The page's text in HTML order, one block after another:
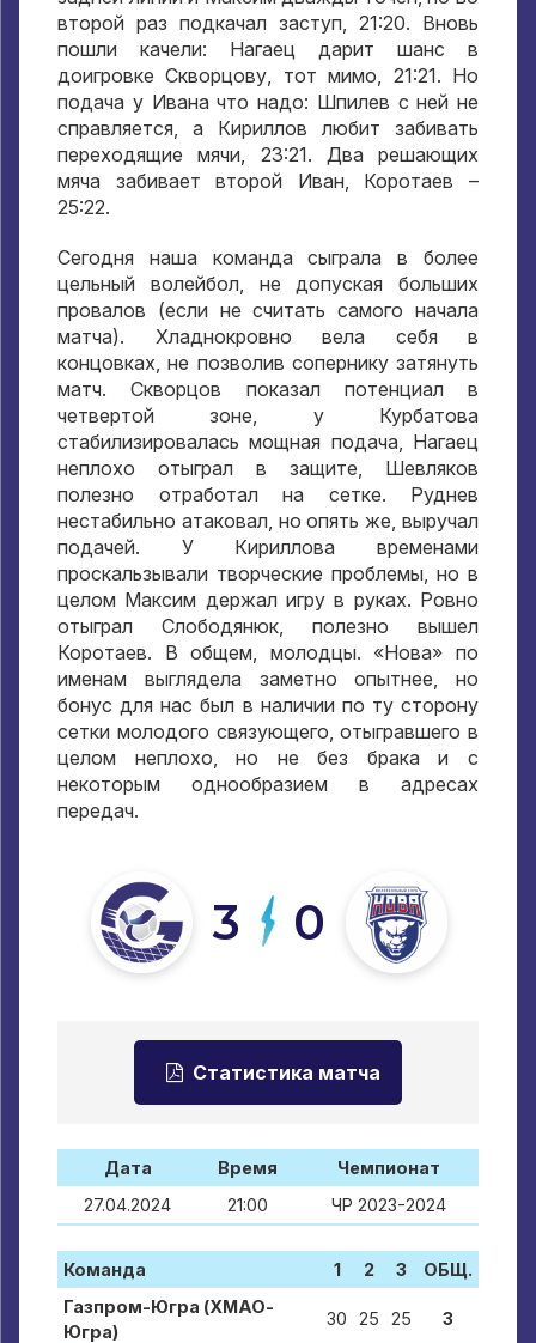
второй раз подкачал заступ, 21:20. Вновь
пошли качели: Нагаец дарит шанс в
доигровке Скворцову, тот мимо, 21:21. Но
подача у Ивана что надо: Шпилев с ней не
справляется, а Кириллов любит забивать
переходящие мячи, 23:21. Два решающих
мяча забивает второй Иван, Коротаев –
25:22.
Сегодня наша команда сыграла в более
цельный волейбол, не допуская больших
провалов (если не считать самого начала
матча). Хладнокровно вела себя в
концовках, не позволив сопернику затянуть
матч. Скворцов показал потенциал в
четвертой зоне, у Курбатова
стабилизировалась мощная подача, Нагаец
неплохо отыграл в защите, Шевляков
полезно отработал на сетке. Руднев
нестабильно атаковал, но опять же, выручал
подачей. У Кириллова временами
проскальзывали творческие проблемы, но в
целом Максим держал игру в руках. Ровно
отыграл Слободянюк, полезно вышел
Коротаев. В общем, молодцы. «Нова» по
именам выглядела заметно опытнее, но
бонус для нас был в наличии по ту сторону
сетки молодого связующего, отыгравшего в
целом неплохо, но не без брака и с
некоторым однообразием в адресах
передач.
3 0
Статистика матча
Дата Время
Чемпионат
27.04.2024
21:00 ЧР 2023-2024
Команда 1 2 3
ОБЩ.
Газпром-Югра (ХМАО-
Югра)
30 25 25 3